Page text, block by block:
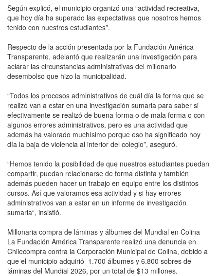
Según explicó, el municipio organizó una “actividad recreativa,
que hoy día ha superado las expectativas que nosotros hemos
tenido con nuestros estudiantes”.
Respecto de la acción presentada por la Fundación América
Transparente, adelantó que realizarán una investigación para
aclarar las circunstancias administrativas del millonario
desembolso que hizo la municipalidad.
“Todos los procesos administrativos de cuál día la forma que se
realizó van a estar en una investigación sumaria para saber si
efectivamente se realizó de buena forma o de mala forma o con
algunos errores administrativos, pero es una actividad que
además ha valorado muchísimo porque eso ha significado hoy
día la baja de violencia al interior del colegio”, aseguró.
“Hemos tenido la posibilidad de que nuestros estudiantes puedan
compartir, puedan relacionarse de forma distinta y también
además pueden hacer un trabajo en equipo entre los distintos
cursos. Así que valoramos esa actividad y si hay errores
administrativos van a estar en un informe de investigación
sumaria“, insistió.
Millonaria compra de láminas y álbumes del Mundial en Colina
La Fundación América Transparente realizó una denuncia en
Chilecompra contra la Corporación Municipal de Colina, debido a
que el municipio adquirió 1.700 álbumes y 6.800 sobres de
láminas del Mundial 2026, por un total de $13 millones.